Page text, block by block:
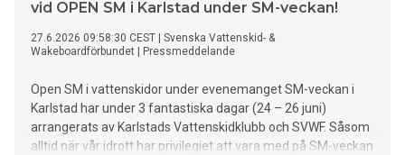
vid OPEN SM i Karlstad under SM-veckan!
27.6.2026 09:58:30 CEST
Svenska Vattenskid- &
Wakeboardförbundet
Pressmeddelande
Open SM i vattenskidor under evenemanget SM-veckan i
Karlstad har under 3 fantastiska dagar (24 – 26 juni)
arrangerats av Karlstads Vattenskidklubb och SVWF. Såsom
alltid när vår idrott har privilegiet att vara med på SM-veckan